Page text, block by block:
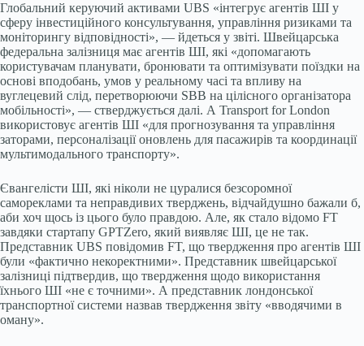
Глобальний керуючий активами UBS «інтегрує агентів ШІ у
сферу інвестиційного консультування, управління ризиками та
моніторингу відповідності», — йдеться у звіті. Швейцарська
федеральна залізниця має агентів ШІ, які «допомагають
користувачам планувати, бронювати та оптимізувати поїздки на
основі вподобань, умов у реальному часі та впливу на
вуглецевий слід, перетворюючи SBB на цілісного організатора
мобільності», — стверджується далі. А Transport for London
використовує агентів ШІ «для прогнозування та управління
заторами, персоналізації оновлень для пасажирів та координації
мультимодального транспорту».
Євангелісти ШІ, які ніколи не цуралися безсоромної
самореклами та неправдивих тверджень, відчайдушно бажали б,
аби хоч щось із цього було правдою. Але, як стало відомо FT
завдяки стартапу GPTZero, який виявляє ШІ, це не так.
Представник UBS повідомив FT, що твердження про агентів ШІ
були «фактично некоректними». Представник швейцарської
залізниці підтвердив, що твердження щодо використання
їхнього ШІ «не є точними». А представник лондонської
транспортної системи назвав твердження звіту «вводячими в
оману».